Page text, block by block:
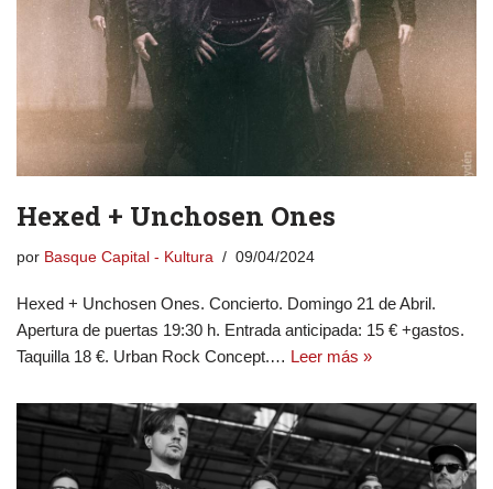
Hexed + Unchosen Ones
por Basque Capital - Kultura 09/04/2024
Hexed + Unchosen Ones. Concierto. Domingo 21 de Abril.
Apertura de puertas 19:30 h. Entrada anticipada: 15 € +gastos.
Taquilla 18 €. Urban Rock Concept.… Leer más »